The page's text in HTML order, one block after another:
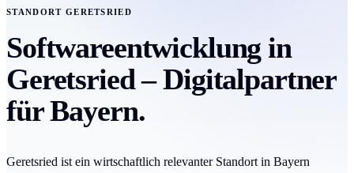
STANDORT GERETSRIED
Softwareentwicklung in
Geretsried – Digitalpartner
für Bayern.
Geretsried ist ein wirtschaftlich relevanter Standort in Bayern